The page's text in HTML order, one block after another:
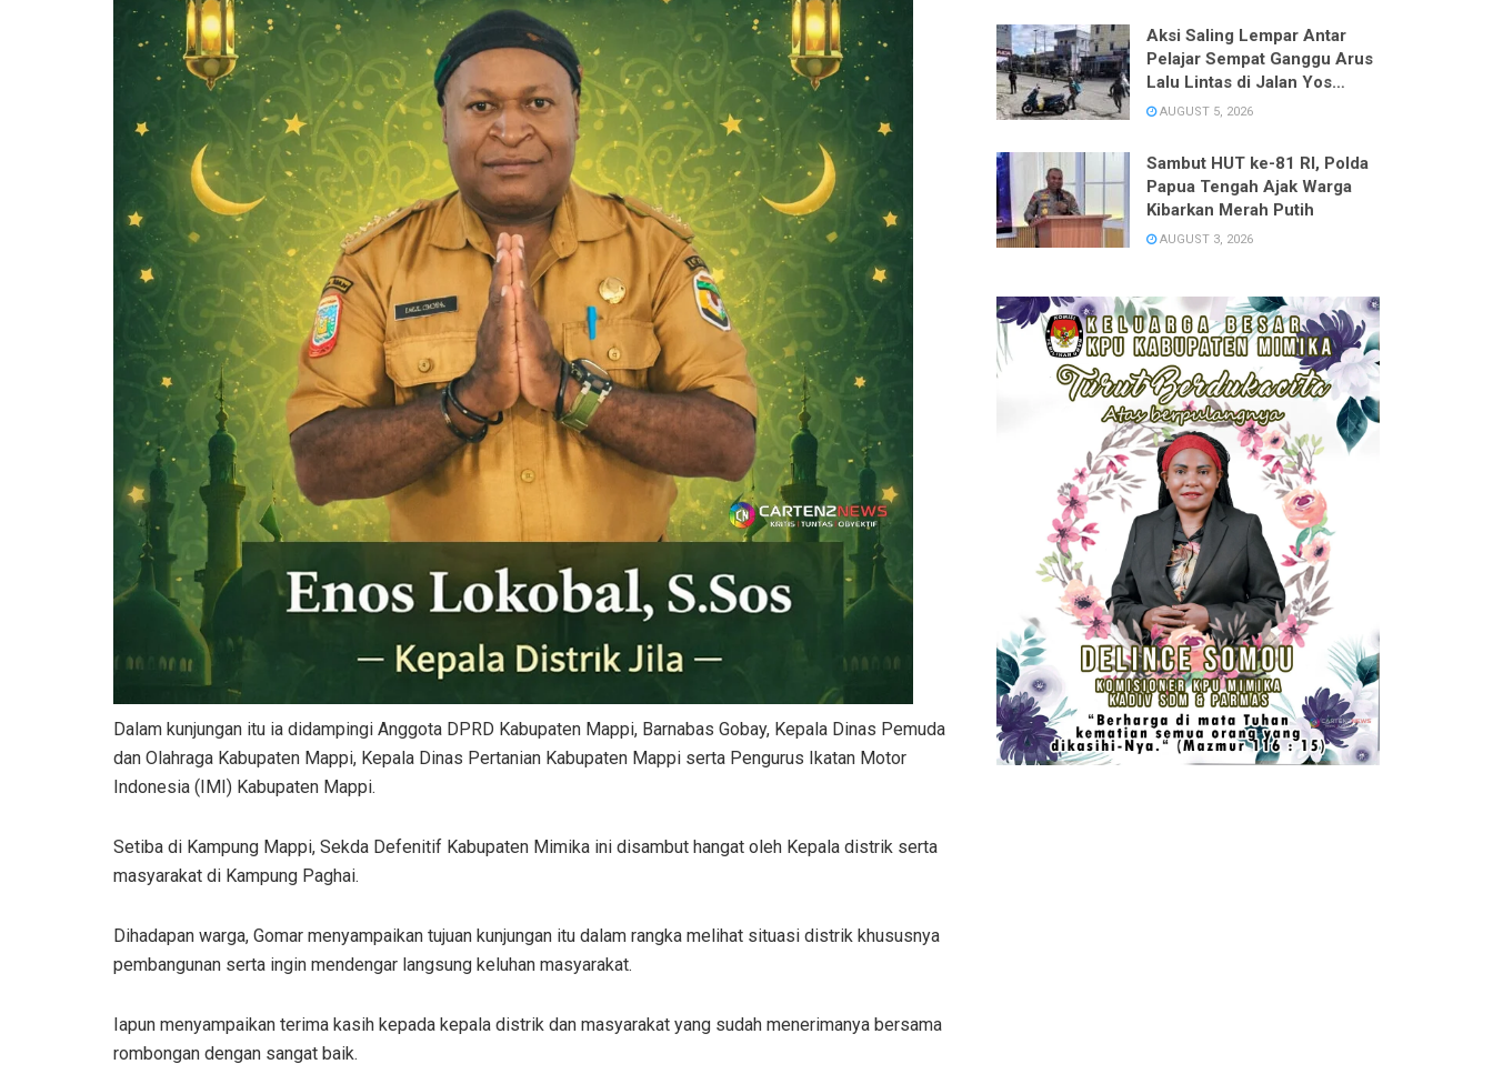
Dalam kunjungan itu ia didampingi Anggota DPRD Kabupaten Mappi, Barnabas Gobay, Kepala Dinas Pemuda
dan Olahraga Kabupaten Mappi, Kepala Dinas Pertanian Kabupaten Mappi serta Pengurus Ikatan Motor
Indonesia (IMI) Kabupaten Mappi.
Setiba di Kampung Mappi, Sekda Defenitif Kabupaten Mimika ini disambut hangat oleh Kepala distrik serta
masyarakat di Kampung Paghai.
Dihadapan warga, Gomar menyampaikan tujuan kunjungan itu dalam rangka melihat situasi distrik khususnya
pembangunan serta ingin mendengar langsung keluhan masyarakat.
Iapun menyampaikan terima kasih kepada kepala distrik dan masyarakat yang sudah menerimanya bersama
rombongan dengan sangat baik.
Aksi Saling Lempar Antar
Pelajar Sempat Ganggu Arus
Lalu Lintas di Jalan Yos
Sudarso
AUGUST 5, 2026
Sambut HUT ke-81 RI, Polda
Papua Tengah Ajak Warga
Kibarkan Merah Putih
AUGUST 3, 2026